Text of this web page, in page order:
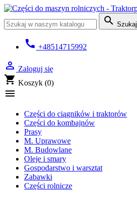
 Szukaj
call +48514715992
 Zaloguj się
shopping_cart Koszyk (0)

Części do ciągników i traktorów
Części do kombajnów
Prasy
M. Uprawowe
M. Budowlane
Oleje i smary
Gospodarstwo i warsztat
Zabawki
Części rolnicze